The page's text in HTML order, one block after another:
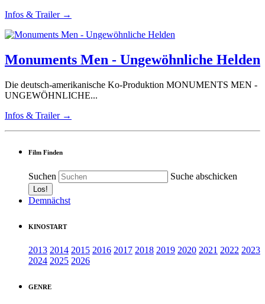
Infos & Trailer →
Monuments Men - Ungewöhnliche Helden
Die deutsch-amerikanische Ko-Produktion MONUMENTS MEN -
UNGEWÖHNLICHE...
Infos & Trailer →
Film Finden
Suchen Suche abschicken
Demnächst
KINOSTART
2013 2014 2015 2016 2017 2018 2019 2020 2021 2022 2023
2024 2025 2026
GENRE